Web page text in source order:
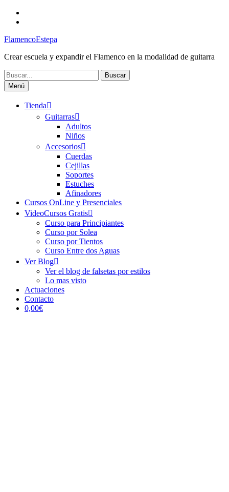
Saltar
FlamencoEstepa
Crear escuela y expandir el Flamenco en la modalidad de guitarra
Buscar:
Menú
Tienda
Guitarras
Adultos
Niños
Accesorios
Cuerdas
Cejillas
Soportes
Estuches
Afinadores
Cursos OnLine y Presenciales
VideoCursos Gratis
Curso para Principiantes
Curso por Solea
Curso por Tientos
Curso Entre dos Aguas
Ver Blog
Ver el blog de falsetas por estilos
Lo mas visto
Actuaciones
Contacto
0,00€